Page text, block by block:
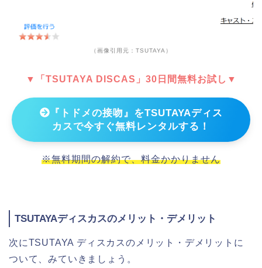
（画像引用元：TSUTAYA）
▼「TSUTAYA DISCAS」30日間無料お試し▼
『トドメの接吻』をTSUTAYAディス
カスで今すぐ無料レンタルする！
※無料期間の解約で、料金かかりません
TSUTAYAディスカスのメリット・デメリット
次にTSUTAYA ディスカスのメリット・デメリットに
ついて、みていきましょう。